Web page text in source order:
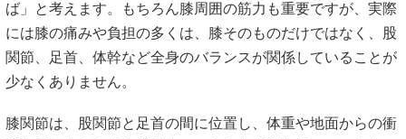
ば」と考えます。もちろん膝周囲の筋力も重要ですが、実際
には膝の痛みや負担の多くは、膝そのものだけではなく、股
関節、足首、体幹など全身のバランスが関係していることが
少なくありません。
膝関節は、股関節と足首の間に位置し、体重や地面からの衝